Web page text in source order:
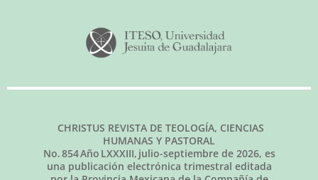
CHRISTUS REVISTA DE TEOLOGÍA, CIENCIAS
HUMANAS Y PASTORAL
No.854Año LXXXIII, julio-septiembre de 2026, es
una publicación electrónica trimestral editada